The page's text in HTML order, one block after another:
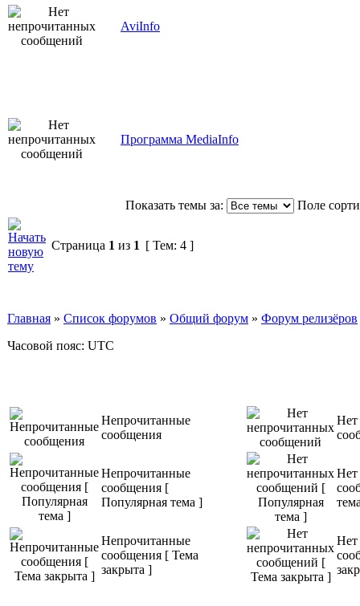
AviInfo
Программа MediaInfo
Показать темы за: Поле
Страница 1 из 1 [ Тем: 4 ]
Главная » Список форумов » Общий форум » Форум релизёров
Часовой пояс: UTC
Непрочитанные
сообщения
Нет
Непрочитанные
сообщения [
Популярная тема ]
Нет
Непрочитанные
сообщения [ Тема
закрыта ]
Нет